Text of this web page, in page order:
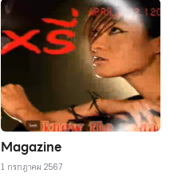
Magazine
1 กรกฎาคม 2567